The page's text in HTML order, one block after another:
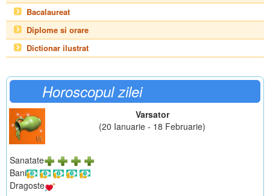
Bacalaureat
Diplome si orare
Dictionar ilustrat
Horoscopul zilei
Varsator
(20 Ianuarie - 18 Februarie)
Sanatate
Bani
Dragoste